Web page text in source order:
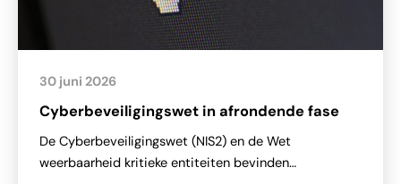
Cyberbeveiligingswet in afrondende fase
30 juni 2026
De Cyberbeveiligingswet (NIS2) en de Wet
weerbaarheid kritieke entiteiten bevinden…